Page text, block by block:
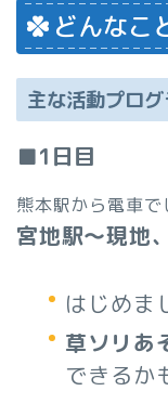
どんなこ
主な活動プロ
■1日目
熊本駅から電車で
宮地駅～現地
はじめま
草ソリあ
できるか